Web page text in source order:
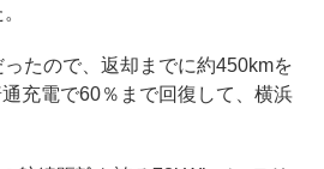
たので、返却までに約450kmを
充電で60％まで回復して、横浜